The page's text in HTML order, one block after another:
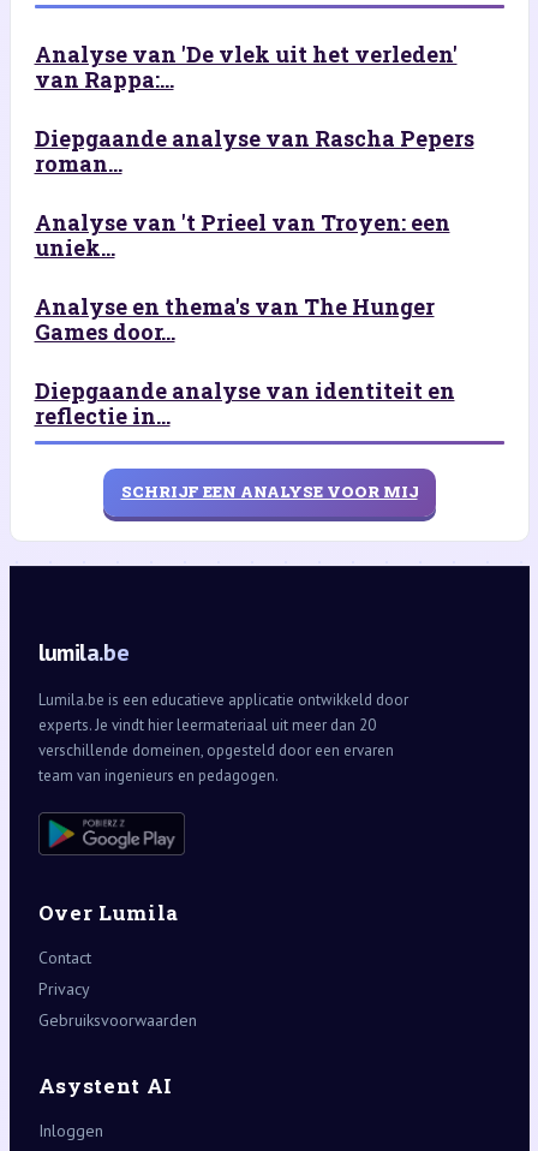
Analyse van 'De vlek uit het verleden'
van Rappa:...
Diepgaande analyse van Rascha Pepers
roman...
Analyse van 't Prieel van Troyen: een
uniek...
Analyse en thema's van The Hunger
Games door...
Diepgaande analyse van identiteit en
reflectie in...
SCHRIJF EEN ANALYSE VOOR MIJ
lumila.be
Lumila.be is een educatieve applicatie ontwikkeld door
experts. Je vindt hier leermateriaal uit meer dan 20
verschillende domeinen, opgesteld door een ervaren
team van ingenieurs en pedagogen.
Over Lumila
Contact
Privacy
Gebruiksvoorwaarden
Asystent AI
Inloggen